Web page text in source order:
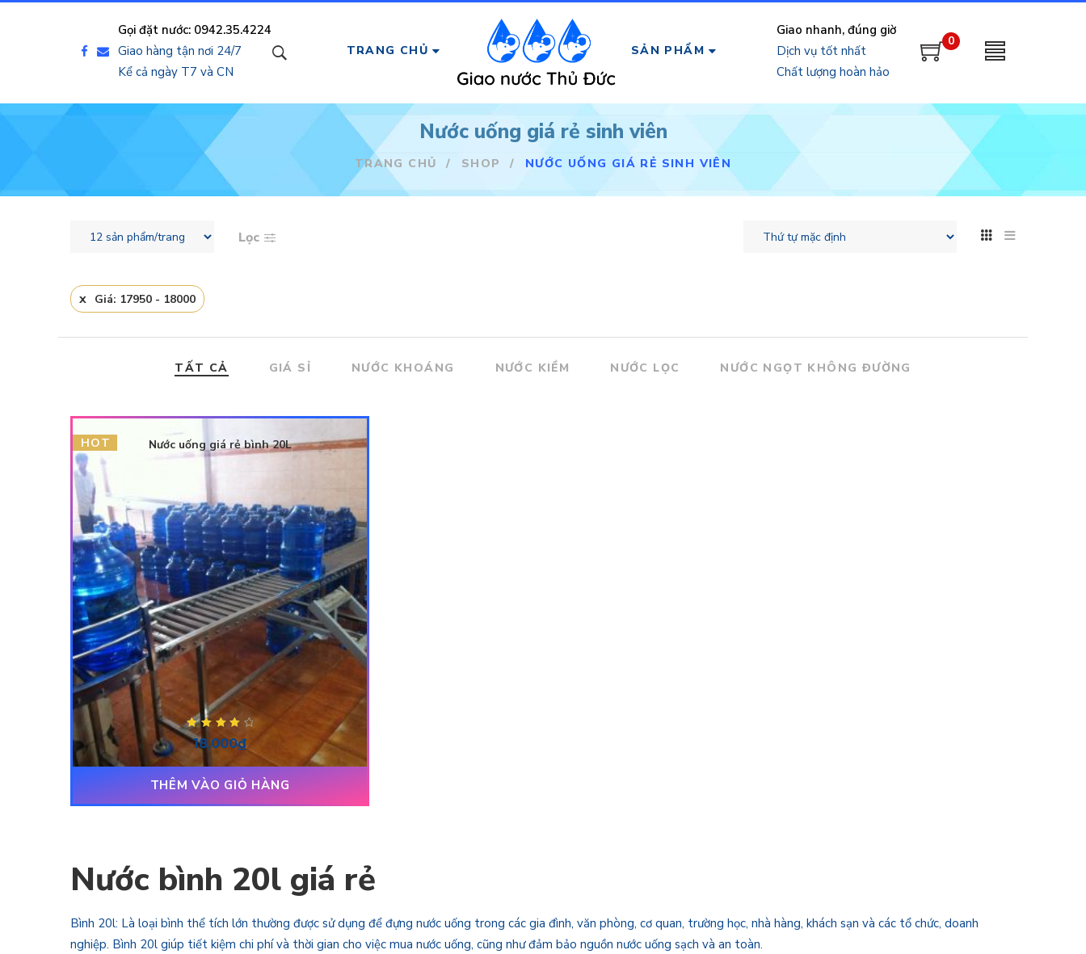
Gọi đặt nước: 0942.35.4224
Giao hàng tận nơi 24/7
Kể cả ngày T7 và CN
TRANG CHỦ SẢN PHẨM
Giao nhanh, đúng giờ
Dịch vụ tốt nhất
Chất lượng hoàn hảo
0
Nước uống giá rẻ sinh viên
TRANG CHỦ / SHOP / NƯỚC UỐNG GIÁ RẺ SINH VIÊN
Lọc
Giá: 17950 - 18000
TẤT CẢ GIÁ SỈ NƯỚC KHOÁNG NƯỚC KIỀM NƯỚC LỌC NƯỚC NGỌT KHÔNG ĐƯỜNG
HOT Nước uống giá rẻ bình 20L
Được xếp
hạng4.005
18,000₫
THÊM VÀO GIỎ HÀNG
Nước bình 20l giá rẻ
Bình 20l: Là loại bình thể tích lớn thường được sử dụng để đựng nước uống trong các gia đình, văn phòng, cơ quan, trường học, nhà hàng, khách sạn và các tổ chức, doanh
nghiệp. Bình 20l giúp tiết kiệm chi phí và thời gian cho việc mua nước uống, cũng như đảm bảo nguồn nước uống sạch và an toàn.